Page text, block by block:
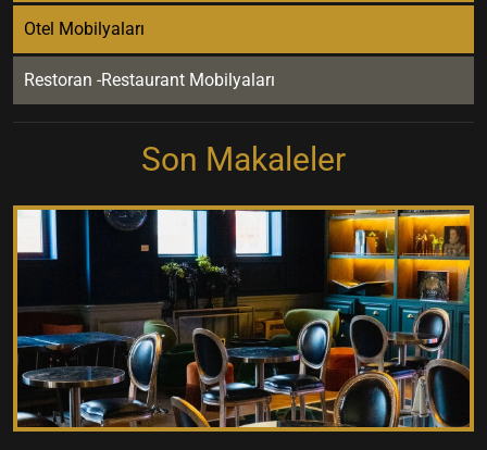
Otel Mobilyaları
Restoran -Restaurant Mobilyaları
Son Makaleler